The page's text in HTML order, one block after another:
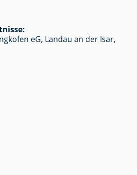
eG, Landau an der Isar,